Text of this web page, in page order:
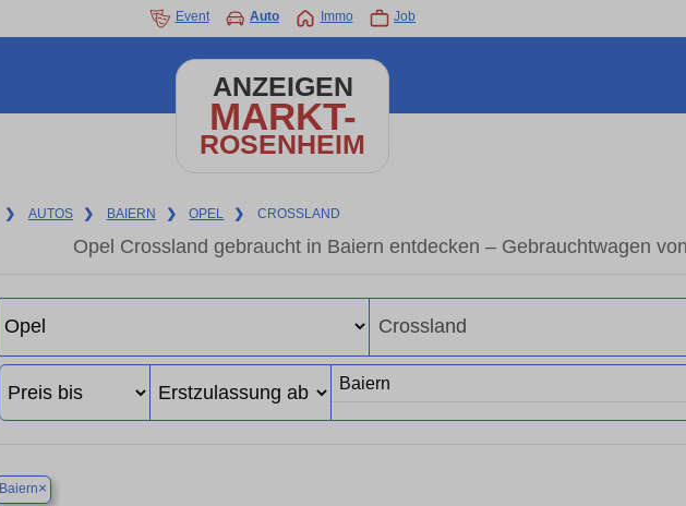
Event Auto Immo Job
ANZEIGEN
MARKT-
ROSENHEIM
❯ AUTOS ❯ BAIERN ❯ OPEL ❯ CROSSLAND
Opel Crossland gebraucht in Baiern entdecken – Gebrauchtwagen
Baiern×